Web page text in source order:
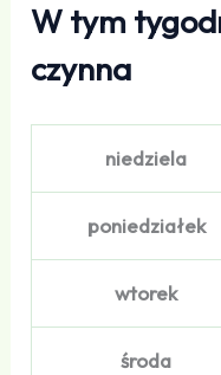
W tym
czynna
niedziela
poniedziałek
wtorek
środa